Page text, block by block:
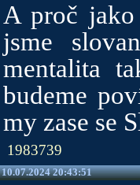
A proč
jsme
mentalita
budeme
my zase se
1983739
10.07.2024 20:43:51